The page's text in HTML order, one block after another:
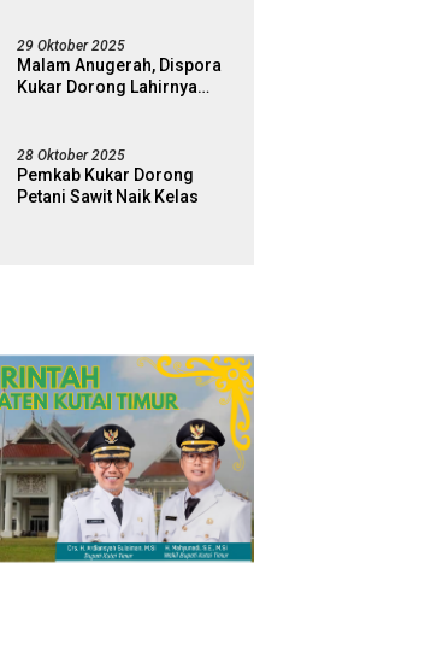
29 Oktober 2025
Malam Anugerah, Dispora
Kukar Dorong Lahirnya
28 Oktober 2025
Pemkab Kukar Dorong
Petani Sawit Naik Kelas